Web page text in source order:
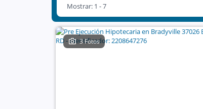
Mostrar: 1 - 7
3 Fotos